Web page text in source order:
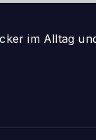
im Alltag